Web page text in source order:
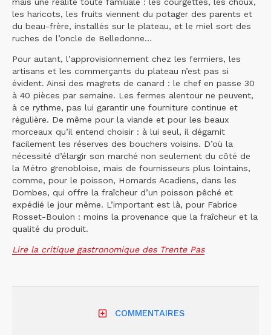
les haricots, les fruits viennent du potager des parents et
du beau-frère, installés sur le plateau, et le miel sort des
ruches de l’oncle de Belledonne…
Pour autant, l’approvisionnement chez les fermiers, les
artisans et les commerçants du plateau n’est pas si
évident. Ainsi des magrets de canard : le chef en passe 30
à 40 pièces par semaine. Les fermes alentour ne peuvent,
à ce rythme, pas lui garantir une fourniture continue et
régulière. De même pour la viande et pour les beaux
morceaux qu’il entend choisir : à lui seul, il dégarnit
facilement les réserves des bouchers voisins. D’où la
nécessité d’élargir son marché non seulement du côté de
la Métro grenobloise, mais de fournisseurs plus lointains,
comme, pour le poisson, Homards Acadiens, dans les
Dombes, qui offre la fraîcheur d’un poisson pêché et
expédié le jour même. L’important est là, pour Fabrice
Rosset-Boulon : moins la provenance que la fraîcheur et la
qualité du produit.
Lire la critique gastronomique des Trente Pas
COMMENTAIRES